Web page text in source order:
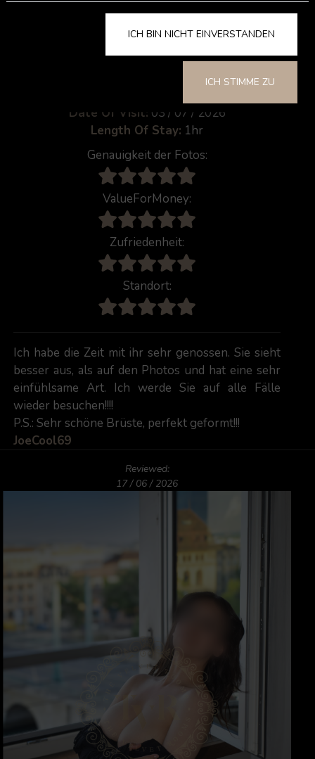
Galia
Date Of Visit: 03 / 07 / 2026
Length Of Stay: 1hr
Genauigkeit der Fotos:
ValueForMoney:
Zufriedenheit:
Standort:
Ich habe die Zeit mit ihr sehr genossen. Sie sieht
besser aus, als auf den Photos und hat eine sehr
einfühlsame Art. Ich werde Sie auf alle Fälle
wieder besuchen!!!!
P.S.: Sehr schöne Brüste, perfekt geformt!!!
JoeCool69
Reviewed:
17 / 06 / 2026
ICH BIN NICHT EINVERSTANDEN
ICH STIMME ZU